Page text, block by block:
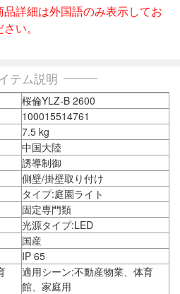
詳細は外国語のみ表示してお
い。
テム説明
桜倫YLZ-B 2600
100015514761
7.5 kg
中国大陸
誘導制御
側壁/掛壁取り付け
タイプ:庭園ライト
固定専門類
光源タイプ:LED
国産
IP 65
適用シーン:不動産物業、体育
館、家庭用